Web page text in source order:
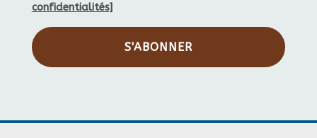
confidentialités]
S'ABONNER